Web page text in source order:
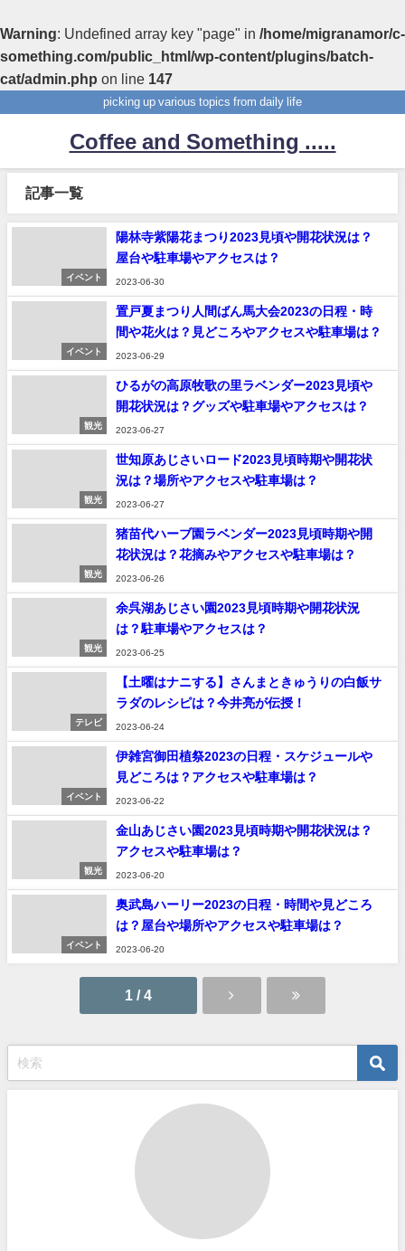
Warning: Undefined array key "page" in /home/migranamor/c-
something.com/public_html/wp-content/plugins/batch-
cat/admin.php on line 147
picking up various topics from daily life
Coffee and Something .....
記事一覧
イベント
陽林寺紫陽花まつり2023見頃や開花状況は？
屋台や駐車場やアクセスは？
2023-06-30
イベント
置戸夏まつり人間ばん馬大会2023の日程・時
間や花火は？見どころやアクセスや駐車場は？
2023-06-29
観光
ひるがの高原牧歌の里ラベンダー2023見頃や
開花状況は？グッズや駐車場やアクセスは？
2023-06-27
観光
世知原あじさいロード2023見頃時期や開花状
況は？場所やアクセスや駐車場は？
2023-06-27
観光
猪苗代ハーブ園ラベンダー2023見頃時期や開
花状況は？花摘みやアクセスや駐車場は？
2023-06-26
観光
余呉湖あじさい園2023見頃時期や開花状況
は？駐車場やアクセスは？
2023-06-25
テレビ
【土曜はナニする】さんまときゅうりの白飯サ
ラダのレシピは？今井亮が伝授！
2023-06-24
イベント
伊雑宮御田植祭2023の日程・スケジュールや
見どころは？アクセスや駐車場は？
2023-06-22
観光
金山あじさい園2023見頃時期や開花状況は？
アクセスや駐車場は？
2023-06-20
イベント
奥武島ハーリー2023の日程・時間や見どころ
は？屋台や場所やアクセスや駐車場は？
2023-06-20
1 / 4